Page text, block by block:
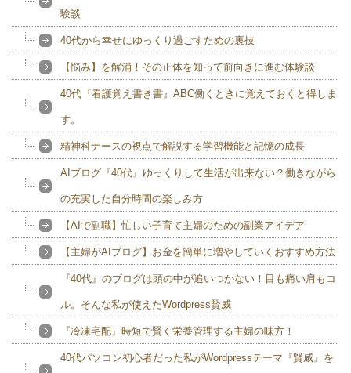
験談
40代から幸せにゆっくり過ごすための裏技
【悩み】を解消！その正体を知って前向きに進む体験談
40代『看護覚え書き書』ABC働くときに覚えておくと得しま
す。
精神科ナースの視点で解説する学習機能と記憶の成長
AIブログ『40代』ゆっくりして生活が出来ない？働きながら
の充実した自分時間の楽しみ方
【AIで副職】忙しい子育て主婦のための副業アイデア
【主婦がAIブログ】お金を簡単に増やしていくおすすめ方法
『40代』のブログは頭の中が追いつかない！目も痛い肩もコ
ル。そんな私が使えたWordpress賢威
『冷凍宅配』時短で賢く栄養管理する主婦の味方！
40代パソコン初心者だった私がWordpressテーマ『賢威』を